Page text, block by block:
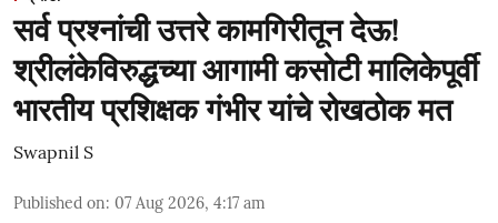
सर्व प्रश्नांची उत्तरे कामगिरीतून देऊ!
श्रीलंकेविरुद्धच्या आगामी कसोटी मालिकेपूर्वी
भारतीय प्रशिक्षक गंभीर यांचे रोखठोक मत
Swapnil S
Published on: 07 Aug 2026, 4:17 am